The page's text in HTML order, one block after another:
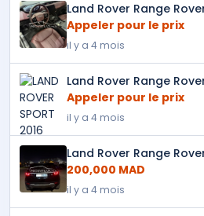
Land Rover Range
Appeler pour le prix
il y a 4 mois
Land Rover Range
Appeler pour le prix
il y a 4 mois
Land Rover Range
200,000 MAD
il y a 4 mois